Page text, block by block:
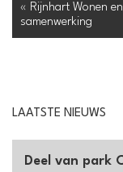
« Rijnhart Wonen
samenwerking
LAATSTE NIEUWS
Deel van park